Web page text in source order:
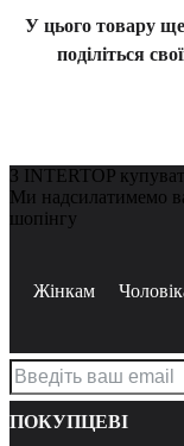
У цього товару
поділіться
З INTERTOP
Ми надсилатимемо
шопінгу
Жінкам
ПОКУПЦЕВІ